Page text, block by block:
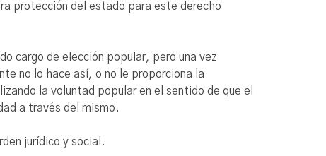
protección del estado para este derecho
cargo de elección popular, pero una vez
no lo hace así, o no le proporciona la
la voluntad popular en el sentido de que el
a través del mismo.
jurídico y social.